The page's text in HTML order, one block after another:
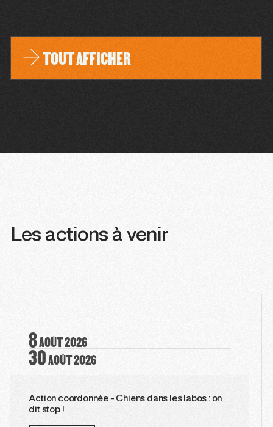
TOUT AFFICHER
Les actions à venir
8AOÛT2026
30AOÛT2026
Action coordonnée - Chiens dans les labos : on
dit stop !